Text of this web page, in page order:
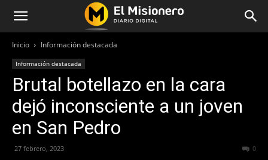
Inicio Información destacada
Información destacada
Brutal botellazo en la cara
dejó inconsciente a un joven
en San Pedro
27 febrero, 2023 0